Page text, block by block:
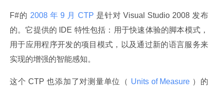
F#的 2008 年 9 月 CTP 是针对 Visual Studio 2008 发布
的。它提供的 IDE 特性包括：用于快速体验的脚本模式，
用于应用程序开发的项目模式，以及通过新的语言服务来
实现的增强的智能感知。
这个 CTP 也添加了对测量单位（ Units of Measure ）的